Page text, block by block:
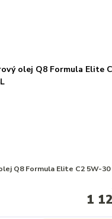
Q8 Formula Elite C2 5W-30
1